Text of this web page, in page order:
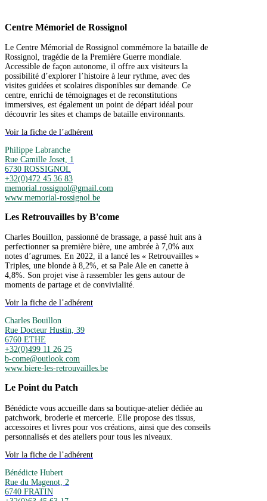
Centre Mémoriel de Rossignol
Le Centre Mémorial de Rossignol commémore la bataille de
Rossignol, tragédie de la Première Guerre mondiale.
Accessible de façon autonome, il offre aux visiteurs la
possibilité d’explorer l’histoire à leur rythme, avec des
visites guidées et scolaires disponibles sur demande. Ce
centre, enrichi de témoignages et de reconstitutions
immersives, est également un point de départ idéal pour
découvrir les sites et champs de bataille environnants.
Voir la fiche de l’adhérent
Philippe Labranche
Rue Camille Joset, 1
6730 ROSSIGNOL
+32(0)472 45 36 83
memorial.rossignol@gmail.com
www.memorial-rossignol.be
Les Retrouvailles by B'come
Charles Bouillon, passionné de brassage, a passé huit ans à
perfectionner sa première bière, une ambrée à 7,0% aux
notes d’agrumes. En 2022, il a lancé les « Retrouvailles »
Triples, une blonde à 8,2%, et sa Pale Ale en canette à
4,8%. Son projet vise à rassembler les gens autour de
moments de partage et de convivialité.
Voir la fiche de l’adhérent
Charles Bouillon
Rue Docteur Hustin, 39
6760 ETHE
+32(0)499 11 26 25
b-come@outlook.com
www.biere-les-retrouvailles.be
Le Point du Patch
Bénédicte vous accueille dans sa boutique-atelier dédiée au
patchwork, broderie et mercerie. Elle propose des tissus,
accessoires et livres pour vos créations, ainsi que des conseils
personnalisés et des ateliers pour tous les niveaux.
Voir la fiche de l’adhérent
Bénédicte Hubert
Rue du Magenot, 2
6740 FRATIN